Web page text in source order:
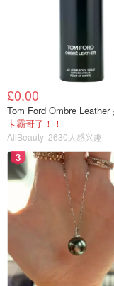
Bloody Mary-血
的话，成分会和白
£0.00
卡霸哥了！！
AllBeauty 2630人感兴趣
3